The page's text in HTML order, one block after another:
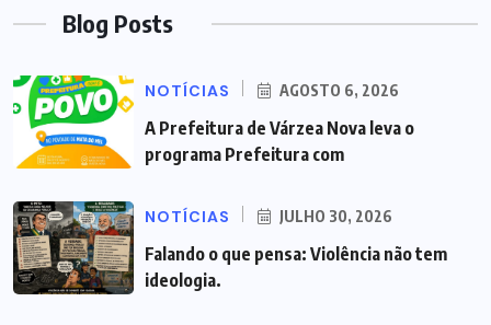
Blog Posts
NOTÍCIAS AGOSTO 6, 2026
A Prefeitura de Várzea Nova leva o
programa Prefeitura com
NOTÍCIAS JULHO 30, 2026
Falando o que pensa: Violência não tem
ideologia.